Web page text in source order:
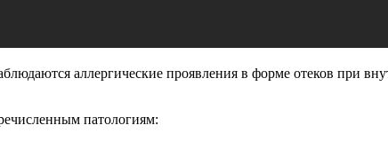
аллергические проявления в форме отеков при
патологиям: